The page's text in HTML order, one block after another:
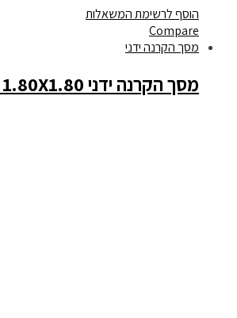
הוסף לרשימת המשאלות
Compare
מסך הקרנה ידני
מסך הקרנה ידני 1.80X1.80 מטר AV-LINE